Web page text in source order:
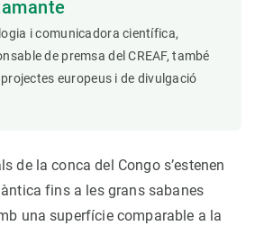
i comunicadora científica,
de premsa del CREAF, també
europeus i de divulgació
de la conca del Congo s’estenen
fins a les grans sabanes
una superfície comparable a la